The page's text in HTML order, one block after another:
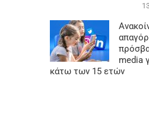
media
κάτω των 15 ετών